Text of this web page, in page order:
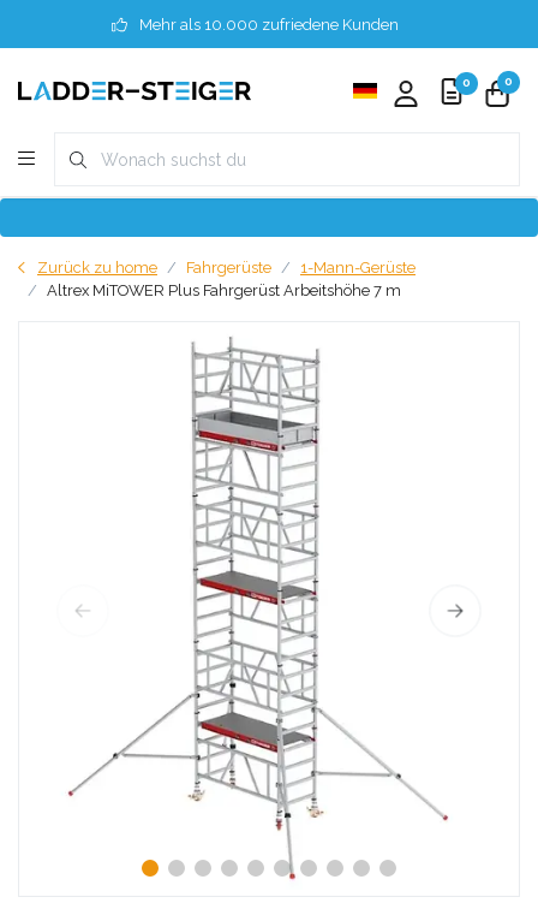
Mehr als 10.000 zufriedene Kunden
0 0
Zurück zu home Fahrgerüste
1-Mann-Gerüste
Altrex MiTOWER Plus Fahrgerüst Arbeitshöhe 7 m